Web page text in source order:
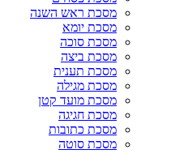
מסכת ראש השנה
מסכת יומא
מסכת סוכה
מסכת ביצה
מסכת תענית
מסכת מגילה
מסכת מועד קטן
מסכת חגיגה
מסכת כתובות
מסכת סוטה